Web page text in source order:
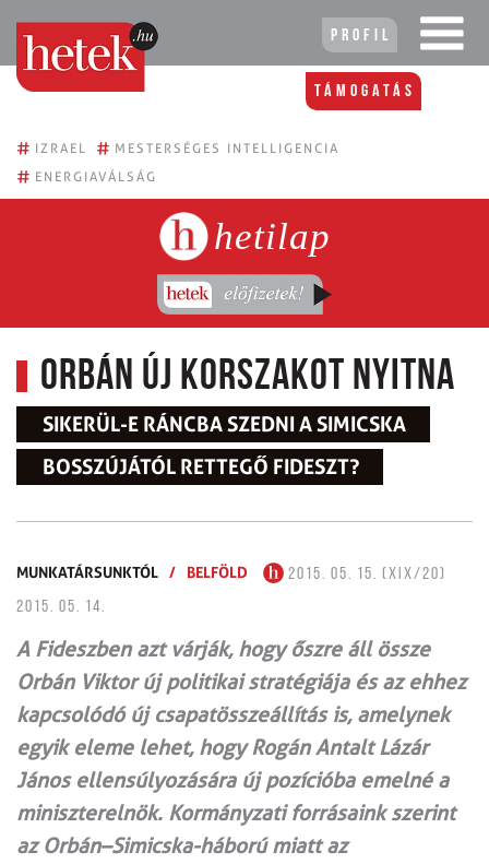
Profil
Támogatás
# IZRAEL # MESTERSÉGES INTELLIGENCIA
# ENERGIAVÁLSÁG
hetilap
Orbán új korszakot nyitna
SIKERÜL-E RÁNCBA SZEDNI A SIMICSKA
BOSSZÚJÁTÓL RETTEGŐ FIDESZT?
MUNKATÁRSUNKTÓL / BELFÖLD
2015. 05. 15. (XIX/20)
2015. 05. 14.
A Fideszben azt várják, hogy őszre áll össze
Orbán Viktor új politikai stratégiája és az ehhez
kapcsolódó új csapatösszeállítás is, amelynek
egyik eleme lehet, hogy Rogán Antalt Lázár
János ellensúlyozására új pozícióba emelné a
miniszterelnök. Kormányzati forrásaink szerint
az Orbán–Simicska-háború miatt az